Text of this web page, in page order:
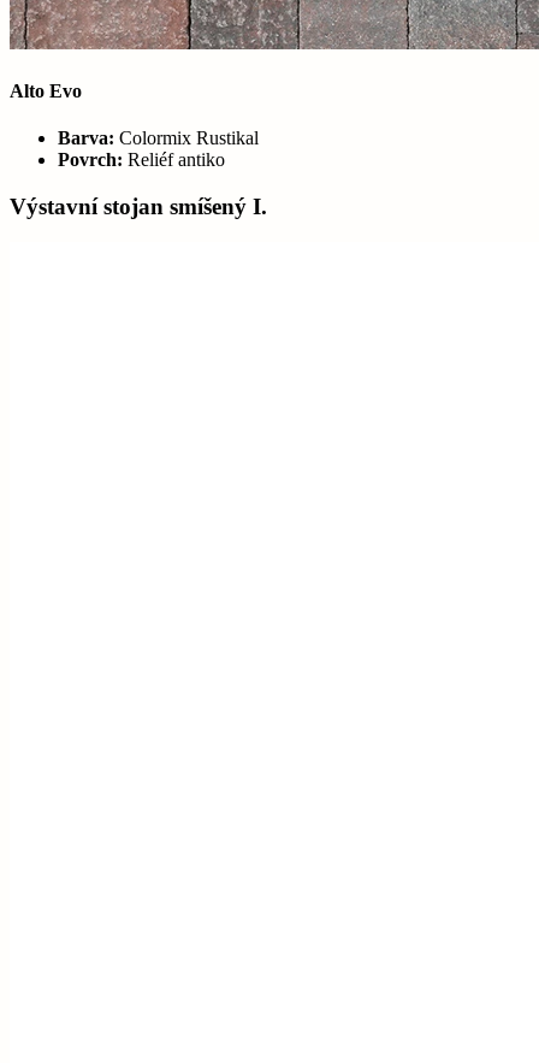
Alto Evo
Barva: Colormix Rustikal
Povrch: Reliéf antiko
Výstavní stojan smíšený I.